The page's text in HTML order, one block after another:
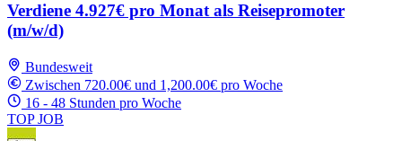
Verdiene 4.927€ pro Monat als Reisepromoter
(m/w/d)
Bundesweit
Zwischen 720.00€ und 1,200.00€ pro Woche
16 - 48 Stunden pro Woche
TOP JOB